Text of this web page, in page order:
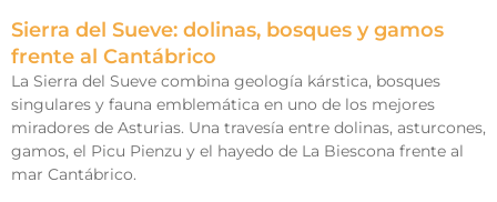
Sierra del Sueve: dolinas, bosques y gamos
frente al Cantábrico
La Sierra del Sueve combina geología kárstica, bosques
singulares y fauna emblemática en uno de los mejores
miradores de Asturias. Una travesía entre dolinas, asturcones,
gamos, el Picu Pienzu y el hayedo de La Biescona frente al
mar Cantábrico.